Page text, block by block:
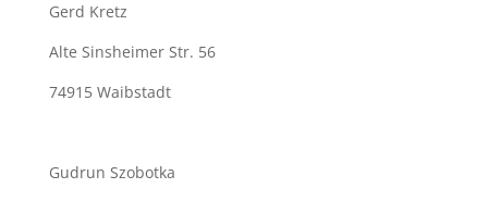
Gerd Kretz
Alte Sinsheimer Str. 56
74915 Waibstadt
Gudrun Szobotka